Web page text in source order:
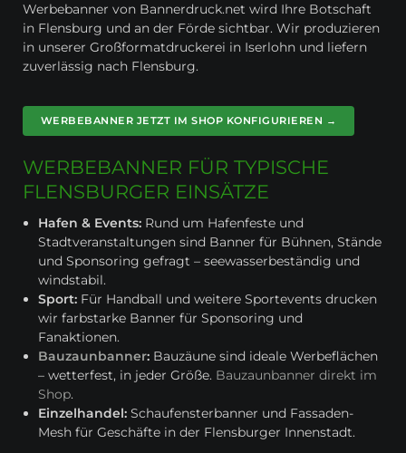
Werbebanner von Bannerdruck.net wird Ihre Botschaft
in Flensburg und an der Förde sichtbar. Wir produzieren
in unserer Großformatdruckerei in Iserlohn und liefern
zuverlässig nach Flensburg.
WERBEBANNER JETZT IM SHOP KONFIGURIEREN →
WERBEBANNER FÜR TYPISCHE
FLENSBURGER EINSÄTZE
Hafen & Events: Rund um Hafenfeste und
Stadtveranstaltungen sind Banner für Bühnen, Stände
und Sponsoring gefragt – seewasserbeständig und
windstabil.
Sport: Für Handball und weitere Sportevents drucken
wir farbstarke Banner für Sponsoring und
Fanaktionen.
Bauzaunbanner: Bauzäune sind ideale Werbeflächen
– wetterfest, in jeder Größe. Bauzaunbanner direkt im
Shop.
Einzelhandel: Schaufensterbanner und Fassaden-
Mesh für Geschäfte in der Flensburger Innenstadt.